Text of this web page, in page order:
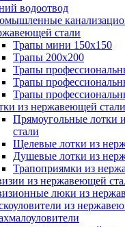
водоотвод
стали
Трапы мини 150х150
Трапы 200х200
Трапы
Трапы
Трапы
из нержавеющей стали
Прямоугольные лотки
стали
Щелевые лотки из
Душевые лотки из
Трапоприямки из
из нержавеющей
люки из
из